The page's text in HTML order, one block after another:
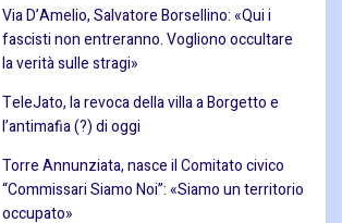
Via D’Amelio, Salvatore Borsellino: «Qui i
fascisti non entreranno. Vogliono occultare
la verità sulle stragi»
TeleJato, la revoca della villa a Borgetto e
l’antimafia (?) di oggi
Torre Annunziata, nasce il Comitato civico
“Commissari Siamo Noi”: «Siamo un territorio
occupato»